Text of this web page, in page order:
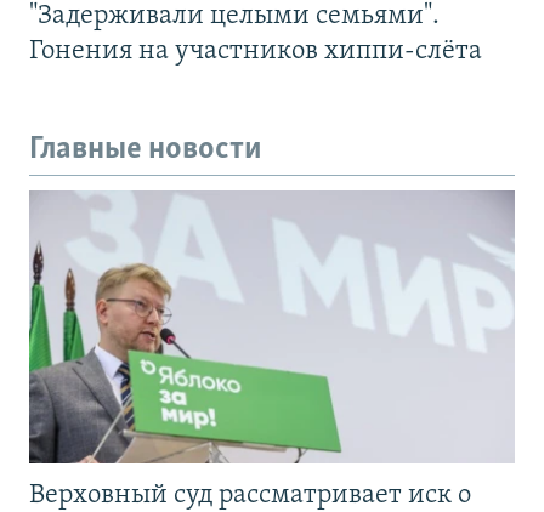
"Задерживали целыми семьями".
Гонения на участников хиппи-слёта
Главные новости
Верховный суд рассматривает иск о